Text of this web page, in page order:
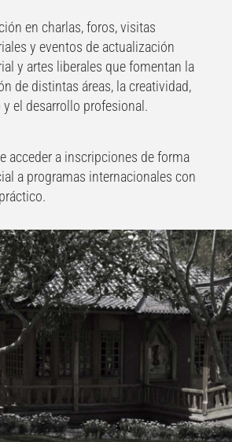
en charlas, foros, visitas
y eventos de actualización
y artes liberales que fomentan la
de distintas áreas, la creatividad,
y el desarrollo profesional.
acceder a inscripciones de forma
a programas internacionales con